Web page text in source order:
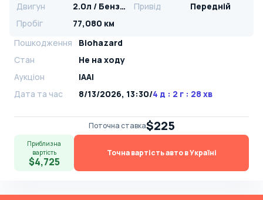
Двигун 2.0л / Бензин Привід
Передній
Пробіг
77,080 км
Пошкодження
Biohazard
Стан
Не на ходу
Аукціон
IAAI
Дата та час
8/13/2026, 13:30/4 д : 2 г : 28 хв
Поточна ставка$225
Приблизна
вартість
$4,725
Точна вартість авто в Україні